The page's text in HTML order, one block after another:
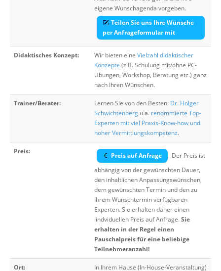
eigene Wunschagenda vorgeben.
Teilen Sie uns Ihre Wünsche
per Anfrageformular mit
Didaktisches Konzept: Wir bieten eine Vielzahl didaktischer
Konzepte (z.B. Schulung mit/ohne PC-
Übungen, Workshop, Beratung etc.) ganz
nach Ihren Wünschen.
Trainer/Berater: Lernen Sie von den Besten: Dr. Holger
Schwichtenberg u.a. renommierte Top-
Experten mit viel Praxis-Know-how und
hoher Vermittlungskompetenz.
Preis:
Preis auf Anfrage
Der Preis ist
abhängig von der gewünschten Dauer,
den inhaltlichen Anpassungswünschen,
dem gewünschten Termin und den zu
Ihrem Wunschtermin verfügbaren
Experten. Sie erhalten daher einen
iindviduellen Preis auf Anfrage.Sie
erhalten in der Regel einen
Pauschalpreis für eine beliebige
Teilnehmeranzahl!
Ort:
In Ihrem Hause (In-House-Veranstaltung)